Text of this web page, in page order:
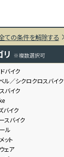
ての条件を解除する
リ ※複数選択可
バイク
ル／シクロクロスバイク
バイク
バイク
スバイク
ル
ット
ェア